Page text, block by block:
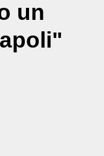
un